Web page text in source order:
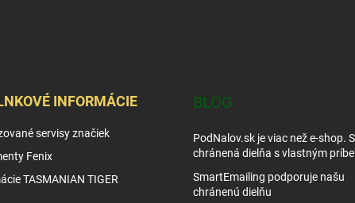
INFORMÁCIE
servisy značiek
Fenix
TASMANIAN TIGER
BLOG
PodNalov.sk je viac než e-shop.
chránená dielňa s vlastným
SmartEmailing podporuje našu
chránenú dielňu